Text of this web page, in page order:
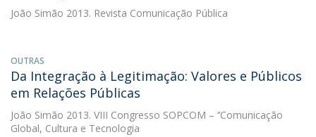
João Simão 2013. Revista Comunicação Pública
OUTRAS
Da Integração à Legitimação: Valores e Públicos
em Relações Públicas
João Simão 2013. VIII Congresso SOPCOM – ‘’Comunicação
Global, Cultura e Tecnologia